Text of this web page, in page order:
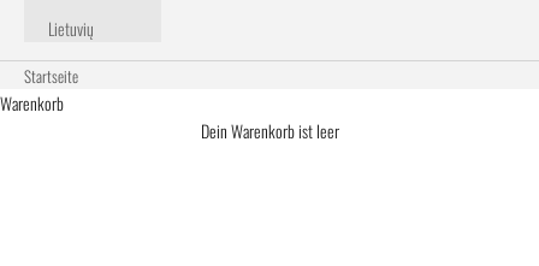
Lietuvių
Startseite
Warenkorb
Dein Warenkorb ist leer